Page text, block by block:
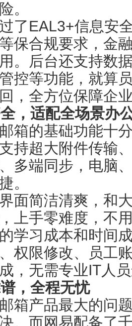
。
了EAL3+信息安
保合规要求，金
。后台还支持数
控等功能，就算
，全方位保障企
，适配全场景办
箱的基础功能十
持超大附件传输
多端同步，电脑
。
面简洁清爽，和
上手零难度，不
学习成本和时间
权限修改、员工
，无需专业IT人
，全程无忧
箱产品最大的问
。而网易配备了